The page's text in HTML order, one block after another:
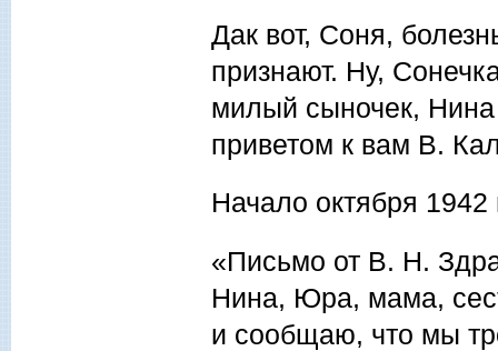
Дак вот, Соня,
признают. Ну,
милый сыночек,
приветом к вам В.
Начало октября 1942
«Письмо от В. Н.
Нина, Юра, мама,
и сообщаю, что мы